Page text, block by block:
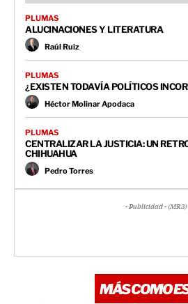
PLUMAS
ALUCINACIONES Y LITERATURA
Raúl Ruiz
PLUMAS
¿EXISTEN TODAVÍA POLÍTICOS
Héctor Molinar Apodaca
PLUMAS
CENTRALIZAR LA JUSTICIA: UN
CHIHUAHUA
Pedro Torres
- Publicidad - (MR3)
MÁS COMO